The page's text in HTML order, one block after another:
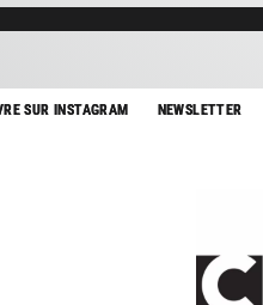
SUR INSTAGRAM NEWSLETTER